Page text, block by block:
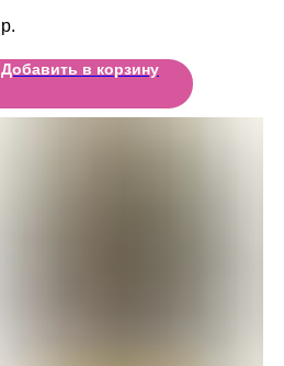
р.
Добавить в корзину